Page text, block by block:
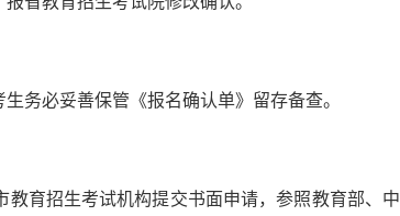
必妥善保管《报名确认单》留存备查。
育招生考试机构提交书面申请，参照教育部、中